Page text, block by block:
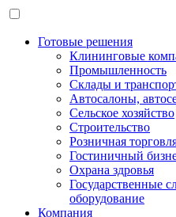
Готовые решения
Клининговые
Промышленность
Склады и
Автосалоны,
Сельское хозяйство
Строительство
Розничная
Гостиничный
Охрана здровья
Государственные
оборудование
Компания